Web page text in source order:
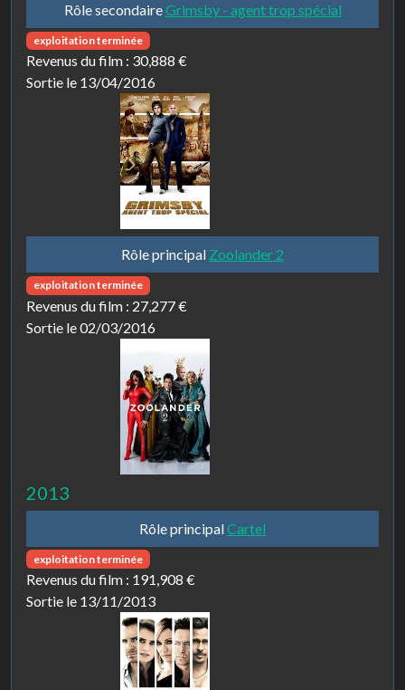
Rôle secondaireGrimsby - agent trop spécial
exploitation terminée
Revenus du film : 30,888 €
Sortie le 13/04/2016
Rôle principal Zoolander 2
exploitation terminée
Revenus du film : 27,277 €
Sortie le 02/03/2016
2013
Rôle principalCartel
exploitation terminée
Revenus du film : 191,908 €
Sortie le 13/11/2013